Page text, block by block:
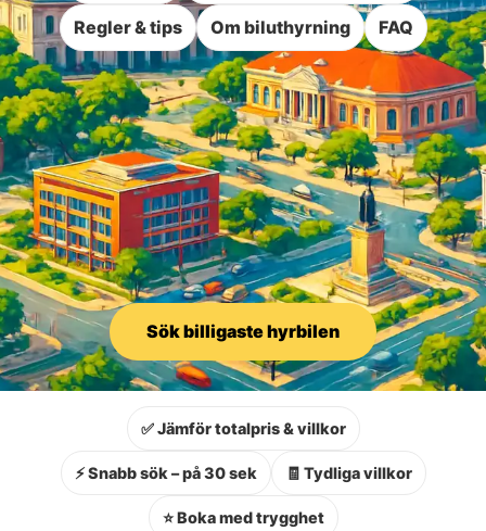
Regler & tips Om biluthyrning FAQ
Sök billigaste hyrbilen
✅ Jämför totalpris & villkor
⚡ Snabb sök – på 30 sek 🧾 Tydliga villkor
⭐ Boka med trygghet